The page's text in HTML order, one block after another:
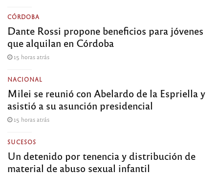
CÓRDOBA
Dante Rossi propone beneficios para jóvenes
que alquilan en Córdoba
15 horas atrás
NACIONAL
Milei se reunió con Abelardo de la Espriella y
asistió a su asunción presidencial
15 horas atrás
SUCESOS
Un detenido por tenencia y distribución de
material de abuso sexual infantil